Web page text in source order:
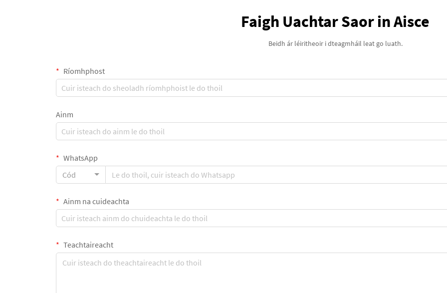
Faigh Uachtar Saor in Aisce
Beidh ár léiritheoir i dteagmháil leat go luath.
Ríomhphost
Ainm
WhatsApp
Cód
Ainm na cuideachta
Teachtaireacht